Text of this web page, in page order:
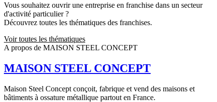
Vous souhaitez ouvrir une entreprise en franchise dans un secteur
d'activité particulier ?
Découvrez toutes les thématiques des franchises.
Voir toutes les thématiques
A propos de MAISON STEEL CONCEPT
MAISON STEEL CONCEPT
Maison Steel Concept conçoit, fabrique et vend des maisons et
bâtiments à ossature métallique partout en France.